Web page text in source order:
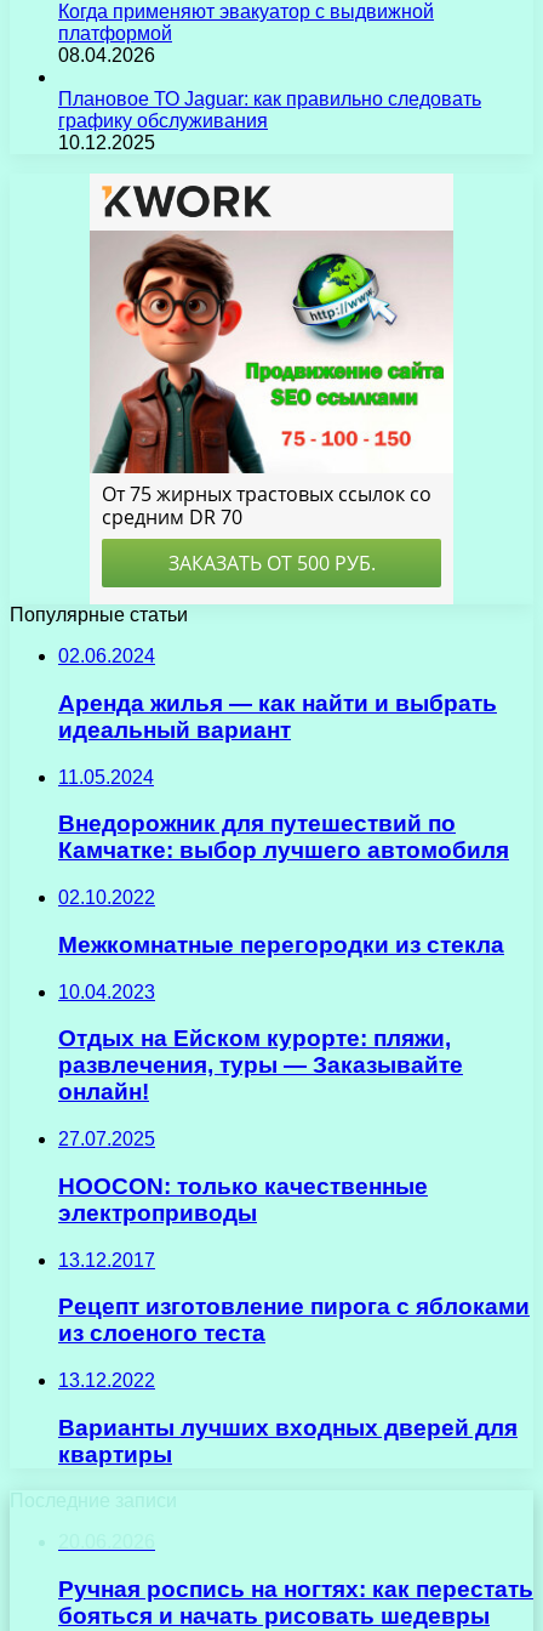
Когда применяют эвакуатор с выдвижной
платформой
08.04.2026
Плановое ТО Jaguar: как правильно следовать
графику обслуживания
10.12.2025
Популярные статьи
02.06.2024
Аренда жилья — как найти и выбрать
идеальный вариант
11.05.2024
Внедорожник для путешествий по
Камчатке: выбор лучшего автомобиля
02.10.2022
Межкомнатные перегородки из стекла
10.04.2023
Отдых на Ейском курорте: пляжи,
развлечения, туры — Заказывайте
онлайн!
27.07.2025
HOOCON: только качественные
электроприводы
13.12.2017
Рецепт изготовление пирога с яблоками
из слоеного теста
13.12.2022
Варианты лучших входных дверей для
квартиры
Последние записи
Ручная роспись на ногтях: как перестать
бояться и начать рисовать шедевры